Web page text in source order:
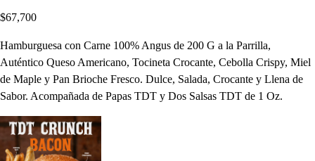
$67,700
Hamburguesa con Carne 100% Angus de 200 G a la Parrilla,
Auténtico Queso Americano, Tocineta Crocante, Cebolla Crispy, Miel
de Maple y Pan Brioche Fresco. Dulce, Salada, Crocante y Llena de
Sabor. Acompañada de Papas TDT y Dos Salsas TDT de 1 Oz.